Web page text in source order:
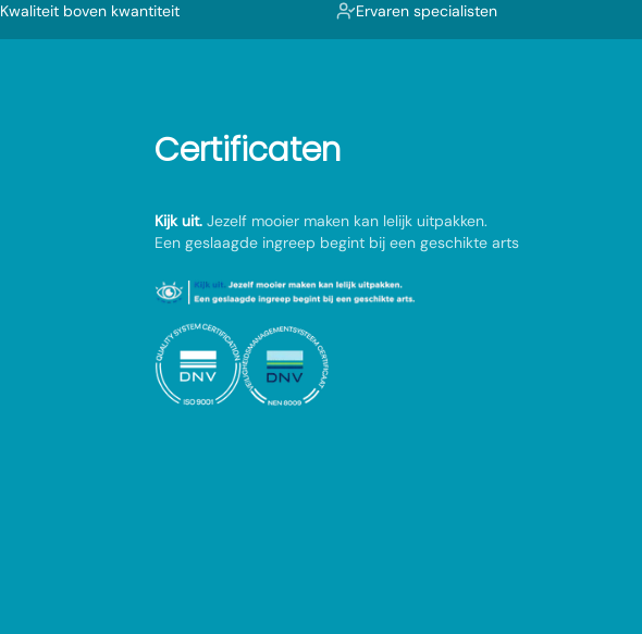
Kwaliteit boven kwantiteit Ervaren specialisten
Certificaten
Kijk uit. Jezelf mooier maken kan lelijk uitpakken.
Een geslaagde ingreep begint bij een geschikte arts